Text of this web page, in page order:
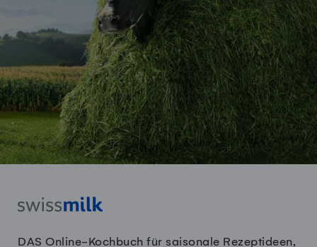
DAS Online-Kochbuch für saisonale Rezeptideen,